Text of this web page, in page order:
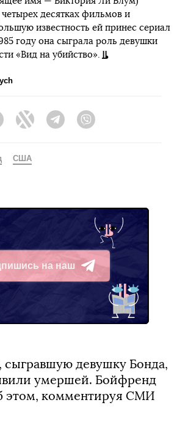
десятках фильмов и
известность ей принес сериал
году она сыграла роль девушки
«Вид на убийство».
FacebookTwitter Telegram
США
на наш
сыгравшую девушку Бонда,
умершей. Бойфренд
этом, комментируя СМИ